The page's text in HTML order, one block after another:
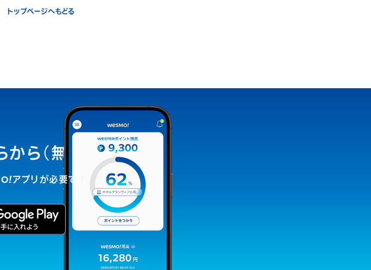
トップページへもどる
ら（無料）
アプリが必要です。